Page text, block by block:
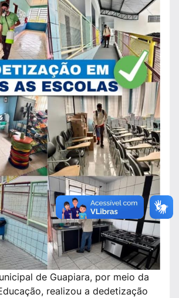
de Guapiara, por meio da
realizou a dedetização